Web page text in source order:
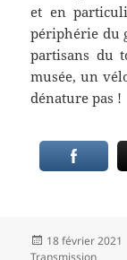
et en
périphérie du
partisans du
musée, un
dénature pas !
Publié
le
18 février 2021
Transmission